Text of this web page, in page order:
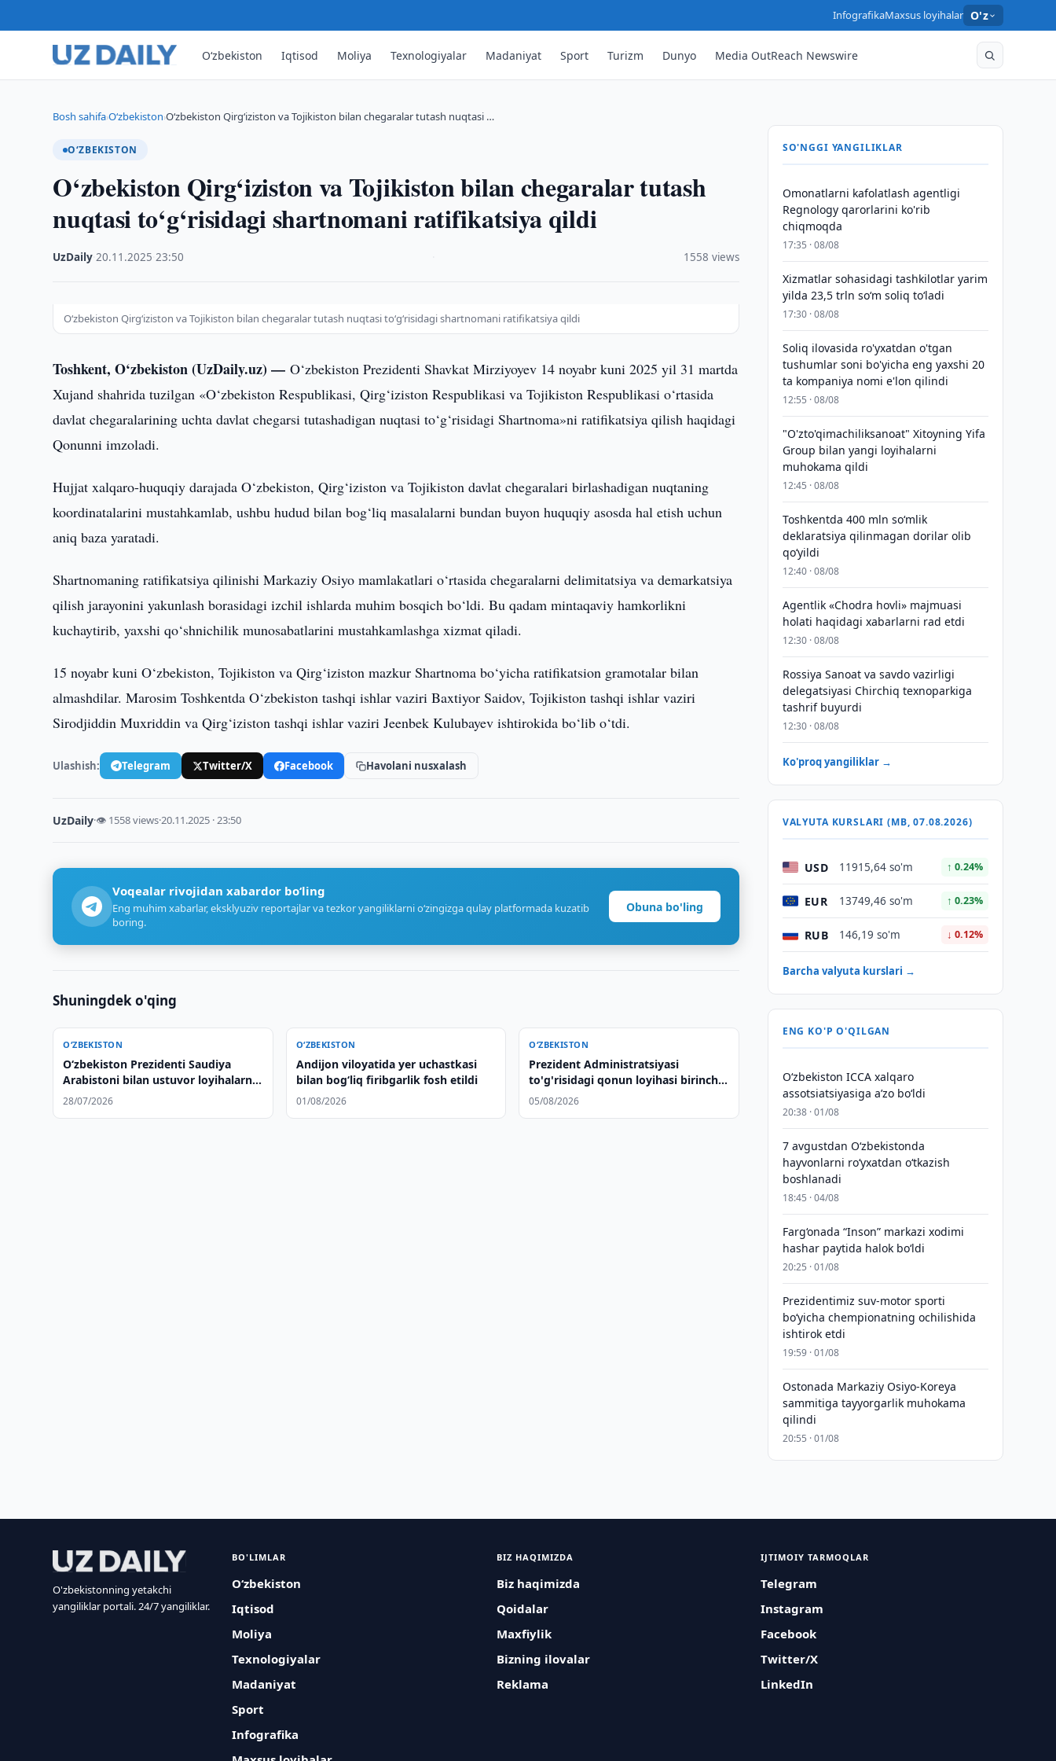
InfografikaMaxsus loyihalar O'z
O‘zbekiston Iqtisod Moliya Texnologiyalar Madaniyat Sport Turizm Dunyo Media OutReach Newswire
Bosh sahifa›O‘zbekiston›O‘zbekiston Qirg‘iziston va Tojikiston bilan chegaralar tutash nuqtasi …
O‘ZBEKISTON
O‘zbekiston Qirg‘iziston va Tojikiston bilan chegaralar tutash
nuqtasi to‘g‘risidagi shartnomani ratifikatsiya qildi
UzDaily ·20.11.2025 ·23:50 1558 views
O‘zbekiston Qirg‘iziston va Tojikiston bilan chegaralar tutash nuqtasi to‘g‘risidagi shartnomani ratifikatsiya qildi
Toshkent, O‘zbekiston (UzDaily.uz) —O‘zbekiston Prezidenti Shavkat Mirziyoyev 14 noyabr kuni 2025 yil 31 martda
Xujand shahrida tuzilgan «O‘zbekiston Respublikasi, Qirg‘iziston Respublikasi va Tojikiston Respublikasi o‘rtasida
davlat chegaralarining uchta davlat chegarsi tutashadigan nuqtasi to‘g‘risidagi Shartnoma»ni ratifikatsiya qilish haqidagi
Qonunni imzoladi.
Hujjat xalqaro-huquqiy darajada O‘zbekiston, Qirg‘iziston va Tojikiston davlat chegaralari birlashadigan nuqtaning
koordinatalarini mustahkamlab, ushbu hudud bilan bog‘liq masalalarni bundan buyon huquqiy asosda hal etish uchun
aniq baza yaratadi.
Shartnomaning ratifikatsiya qilinishi Markaziy Osiyo mamlakatlari o‘rtasida chegaralarni delimitatsiya va demarkatsiya
qilish jarayonini yakunlash borasidagi izchil ishlarda muhim bosqich bo‘ldi. Bu qadam mintaqaviy hamkorlikni
kuchaytirib, yaxshi qo‘shnichilik munosabatlarini mustahkamlashga xizmat qiladi.
15 noyabr kuni O‘zbekiston, Tojikiston va Qirg‘iziston mazkur Shartnoma bo‘yicha ratifikatsion gramotalar bilan
almashdilar. Marosim Toshkentda O‘zbekiston tashqi ishlar vaziri Baxtiyor Saidov, Tojikiston tashqi ishlar vaziri
Sirodjiddin Muxriddin va Qirg‘iziston tashqi ishlar vaziri Jeenbek Kulubayev ishtirokida bo‘lib o‘tdi.
Ulashish: Telegram Twitter/X Facebook Havolani nusxalash
UzDaily·👁 1558 views·20.11.2025 · 23:50
Voqealar rivojidan xabardor bo‘ling
Eng muhim xabarlar, eksklyuziv reportajlar va tezkor yangiliklarni o‘zingizga qulay platformada kuzatib
boring.
Obuna bo'ling
Shuningdek o'qing
O‘ZBEKISTON
Oʻzbekiston Prezidenti Saudiya
Arabistoni bilan ustuvor loyihalarni
amalga oshirish masalalarini
28/07/2026
O‘ZBEKISTON
Andijon viloyatida yer uchastkasi
bilan bog‘liq firibgarlik fosh etildi
01/08/2026
O‘ZBEKISTON
Prezident Administratsiyasi
to'g'risidagi qonun loyihasi birinchi
o'qishda qabul qilindi
05/08/2026
SO'NGGI YANGILIKLAR
Omonatlarni kafolatlash agentligi
Regnology qarorlarini ko'rib
chiqmoqda
17:35 · 08/08
Xizmatlar sohasidagi tashkilotlar yarim
yilda 23,5 trln so‘m soliq to‘ladi
17:30 · 08/08
Soliq ilovasida ro'yxatdan o'tgan
tushumlar soni bo'yicha eng yaxshi 20
ta kompaniya nomi e'lon qilindi
12:55 · 08/08
"O'zto'qimachiliksanoat" Xitoyning Yifa
Group bilan yangi loyihalarni
muhokama qildi
12:45 · 08/08
Toshkentda 400 mln so‘mlik
deklaratsiya qilinmagan dorilar olib
qo‘yildi
12:40 · 08/08
Agentlik «Chodra hovli» majmuasi
holati haqidagi xabarlarni rad etdi
12:30 · 08/08
Rossiya Sanoat va savdo vazirligi
delegatsiyasi Chirchiq texnoparkiga
tashrif buyurdi
12:30 · 08/08
Ko'proq yangiliklar →
VALYUTA KURSLARI (MB, 07.08.2026)
USD 11915,64 so'm ↑ 0.24%
EUR 13749,46 so'm ↑ 0.23%
RUB 146,19 so'm ↓ 0.12%
Barcha valyuta kurslari →
ENG KO'P O'QILGAN
O‘zbekiston ICCA xalqaro
assotsiatsiyasiga aʼzo bo‘ldi
20:38 · 01/08
7 avgustdan O‘zbekistonda
hayvonlarni ro‘yxatdan o‘tkazish
boshlanadi
18:45 · 04/08
Farg‘onada “Inson” markazi xodimi
hashar paytida halok bo‘ldi
20:25 · 01/08
Prezidentimiz suv-motor sporti
bo‘yicha chempionatning ochilishida
ishtirok etdi
19:59 · 01/08
Ostonada Markaziy Osiyo-Koreya
sammitiga tayyorgarlik muhokama
qilindi
20:55 · 01/08
O'zbekistonning yetakchi
yangiliklar portali. 24/7 yangiliklar.
BO'LIMLAR
O‘zbekiston
Iqtisod
Moliya
Texnologiyalar
Madaniyat
Sport
Infografika
BIZ HAQIMIZDA
Biz haqimizda
Qoidalar
Maxfiylik
Bizning ilovalar
Reklama
IJTIMOIY TARMOQLAR
Telegram
Instagram
Facebook
Twitter/X
LinkedIn